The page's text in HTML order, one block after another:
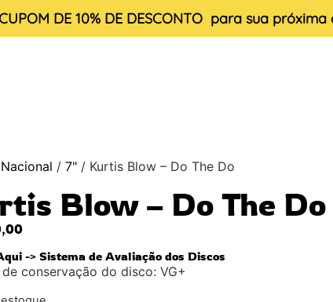
DE 10% DE DESCONTO para sua próxima
Nacional / 7" / Kurtis Blow – Do The Do
Blow – Do The Do
-> Sistema de Avaliação dos Discos
conservação do disco: VG+